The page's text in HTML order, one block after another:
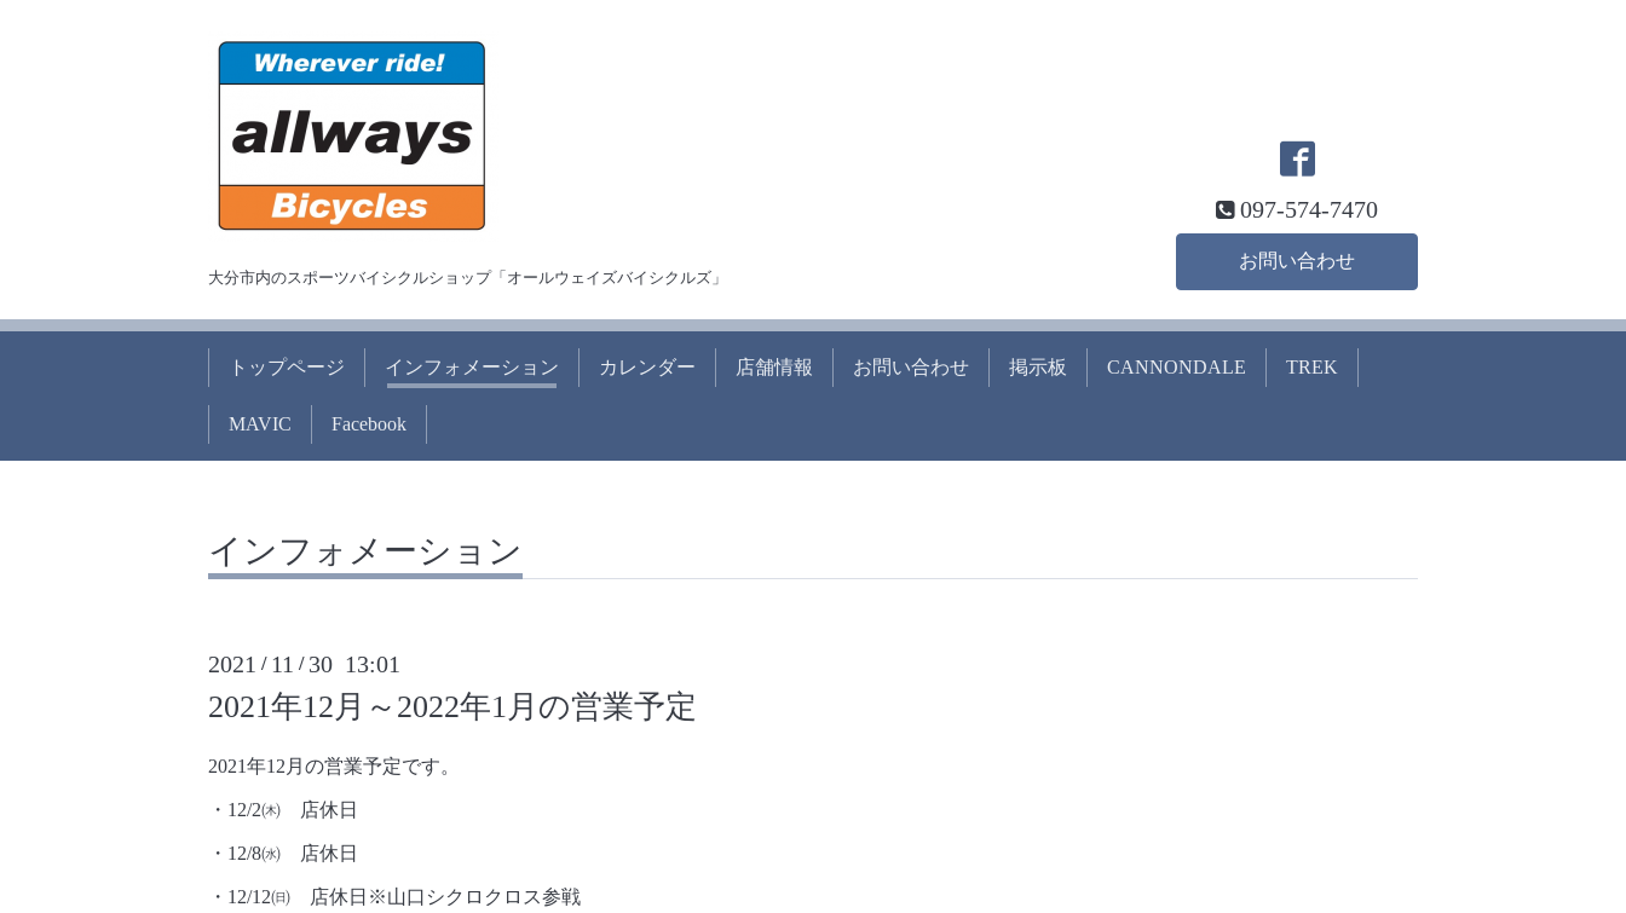
大分市内のスポーツバイシクルショップ「オールウェイズバイシクルズ」
097-574-7470
お問い合わせ
トップページ インフォメーション カレンダー 店舗情報 お問い合わせ 掲示板 CANNONDALE TREK
MAVIC Facebook
インフォメーション
2021 / 11 / 30 13:01
2021年12月～2022年1月の営業予定
2021年12月の営業予定です。
・12/2㈭ 店休日
・12/8㈬ 店休日
・12/12㈰ 店休日※山口シクロクロス参戦